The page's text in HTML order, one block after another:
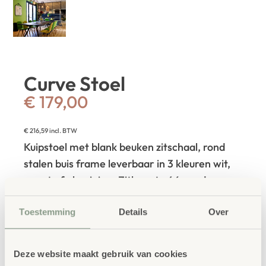
Toestemming Details Over
Deze website maakt gebruik van cookies
Curve Stoel
€ 179,00
€216,59incl. BTW
Kuipstoel met blank beuken zitschaal, rond
stalen buis frame leverbaar in 3 kleuren wit,
zwart of aluminium. Zithoogte 46cm, deze
stoel is ook met een gelamineerde zitschaal
of gestoffeerde zitschaal leverbaar in een
ruime keuze aan kleuren met padding of